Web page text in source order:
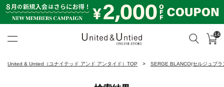
検索 カ
14
United & Untied（ユナイテッド アンド アンタイド）TOP SERGE BLANCO(セルジュブ